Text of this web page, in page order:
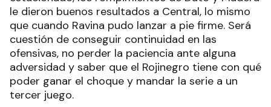
le dieron buenos resultados a Central, lo mismo
que cuando Ravina pudo lanzar a pie firme. Será
cuestión de conseguir continuidad en las
ofensivas, no perder la paciencia ante alguna
adversidad y saber que el Rojinegro tiene con qué
poder ganar el choque y mandar la serie a un
tercer juego.